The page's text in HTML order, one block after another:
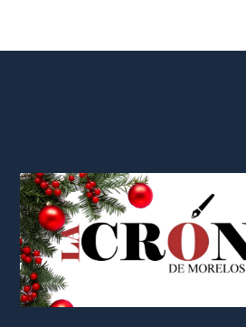
To
Top